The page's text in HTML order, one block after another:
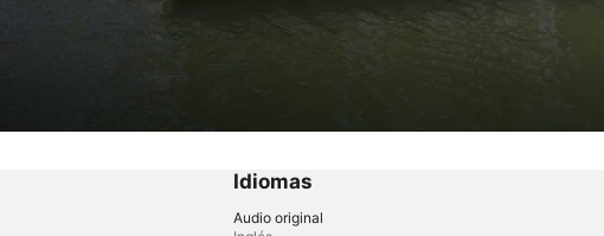
Idiomas
Audio original